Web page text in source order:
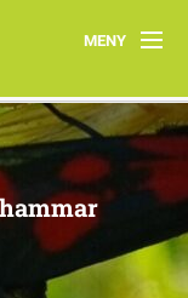
MENY
Hem
Om oss
Aktiviteter